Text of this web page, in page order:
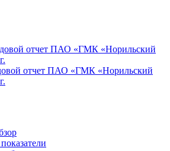
отчет ПАО «ГМК «Норильский
отчет ПАО «ГМК «Норильский